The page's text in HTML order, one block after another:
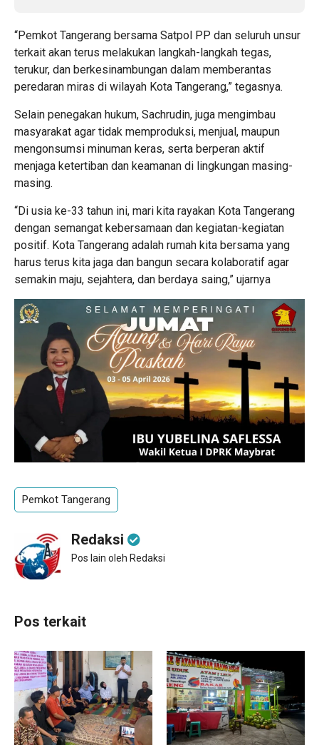
“Pemkot Tangerang bersama Satpol PP dan seluruh unsur
terkait akan terus melakukan langkah-langkah tegas,
terukur, dan berkesinambungan dalam memberantas
peredaran miras di wilayah Kota Tangerang,” tegasnya.
Selain penegakan hukum, Sachrudin, juga mengimbau
masyarakat agar tidak memproduksi, menjual, maupun
mengonsumsi minuman keras, serta berperan aktif
menjaga ketertiban dan keamanan di lingkungan masing-
masing.
“Di usia ke-33 tahun ini, mari kita rayakan Kota Tangerang
dengan semangat kebersamaan dan kegiatan-kegiatan
positif. Kota Tangerang adalah rumah kita bersama yang
harus terus kita jaga dan bangun secara kolaboratif agar
semakin maju, sejahtera, dan berdaya saing,” ujarnya
Pemkot Tangerang
Redaksi
Pos lain oleh Redaksi
Pos terkait